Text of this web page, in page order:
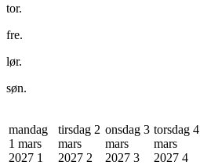
tor.
fre.
lør.
søn.
mandag
1 mars
2027 1
tirsdag 2
mars
2027 2
onsdag 3
mars
2027 3
torsdag 4
mars
2027 4